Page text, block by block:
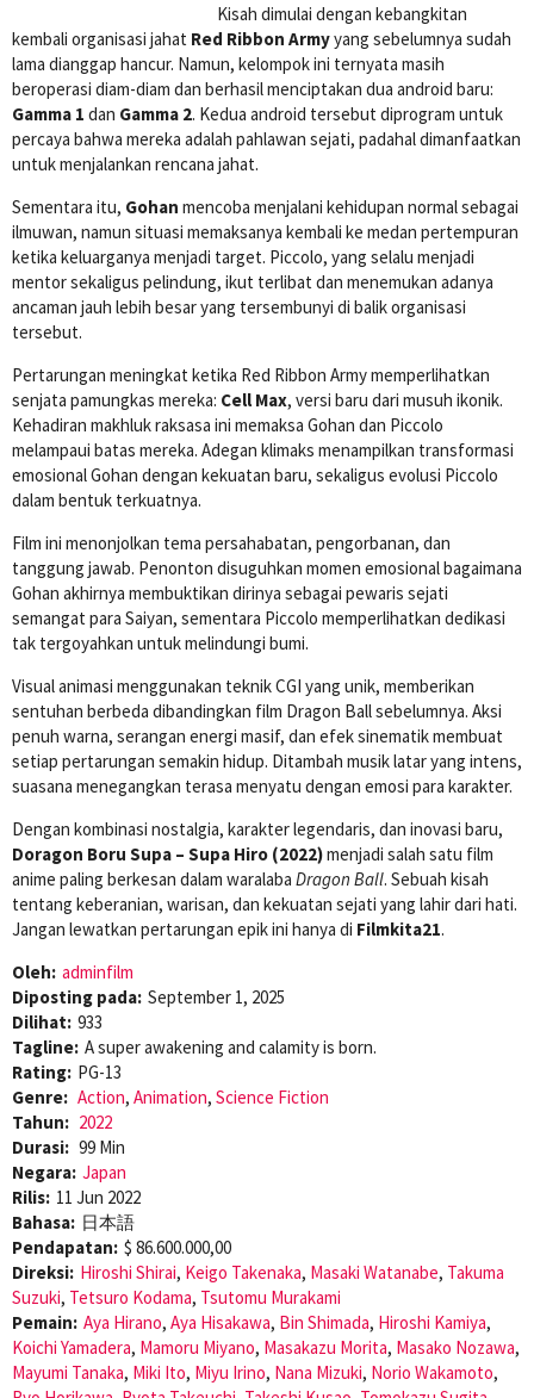
Kisah dimulai dengan kebangkitan
kembali organisasi jahat Red Ribbon Armyyang sebelumnya sudah
lama dianggap hancur. Namun, kelompok ini ternyata masih
beroperasi diam-diam dan berhasil menciptakan dua android baru:
Gamma 1 dan Gamma 2. Kedua android tersebut diprogram untuk
percaya bahwa mereka adalah pahlawan sejati, padahal dimanfaatkan
untuk menjalankan rencana jahat.
Sementara itu, Gohan mencoba menjalani kehidupan normal sebagai
ilmuwan, namun situasi memaksanya kembali ke medan pertempuran
ketika keluarganya menjadi target. Piccolo, yang selalu menjadi
mentor sekaligus pelindung, ikut terlibat dan menemukan adanya
ancaman jauh lebih besar yang tersembunyi di balik organisasi
tersebut.
Pertarungan meningkat ketika Red Ribbon Army memperlihatkan
senjata pamungkas mereka: Cell Max, versi baru dari musuh ikonik.
Kehadiran makhluk raksasa ini memaksa Gohan dan Piccolo
melampaui batas mereka. Adegan klimaks menampilkan transformasi
emosional Gohan dengan kekuatan baru, sekaligus evolusi Piccolo
dalam bentuk terkuatnya.
Film ini menonjolkan tema persahabatan, pengorbanan, dan
tanggung jawab. Penonton disuguhkan momen emosional bagaimana
Gohan akhirnya membuktikan dirinya sebagai pewaris sejati
semangat para Saiyan, sementara Piccolo memperlihatkan dedikasi
tak tergoyahkan untuk melindungi bumi.
Visual animasi menggunakan teknik CGI yang unik, memberikan
sentuhan berbeda dibandingkan film Dragon Ball sebelumnya. Aksi
penuh warna, serangan energi masif, dan efek sinematik membuat
setiap pertarungan semakin hidup. Ditambah musik latar yang intens,
suasana menegangkan terasa menyatu dengan emosi para karakter.
Dengan kombinasi nostalgia, karakter legendaris, dan inovasi baru,
Doragon Boru Supa – Supa Hiro (2022)menjadi salah satu film
anime paling berkesan dalam waralaba Dragon Ball. Sebuah kisah
tentang keberanian, warisan, dan kekuatan sejati yang lahir dari hati.
Jangan lewatkan pertarungan epik ini hanya di Filmkita21.
Oleh: adminfilm
Diposting pada: September 1, 2025
Dilihat: 933
Tagline: A super awakening and calamity is born.
Rating: PG-13
Genre: Action, Animation, Science Fiction
Tahun: 2022
Durasi: 99 Min
Negara: Japan
Rilis: 11 Jun 2022
Bahasa: 日本語
Pendapatan: $ 86.600.000,00
Direksi: Hiroshi Shirai, Keigo Takenaka, Masaki Watanabe, Takuma
Suzuki, Tetsuro Kodama, Tsutomu Murakami
Pemain: Aya Hirano, Aya Hisakawa, Bin Shimada, Hiroshi Kamiya,
Koichi Yamadera, Mamoru Miyano, Masakazu Morita, Masako Nozawa,
Mayumi Tanaka, Miki Ito, Miyu Irino, Nana Mizuki, Norio Wakamoto,